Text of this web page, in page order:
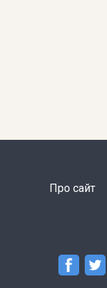
Про сайт